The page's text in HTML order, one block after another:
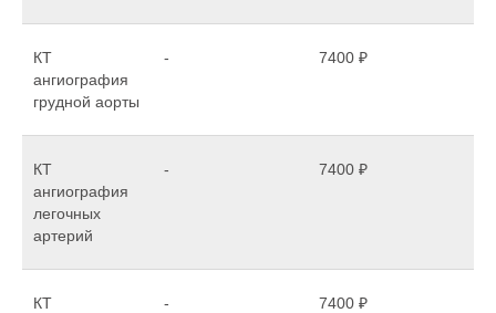
КТ
ангиография
грудной аорты
- 7400 ₽
КТ
ангиография
легочных
артерий
- 7400 ₽
КТ
- 7400 ₽
ЗАПИСЬ
ПОЗВОНИТЬ
•ул. Рокоссовского 62, БЦ
Удобное место расположения в
центре Волгограда